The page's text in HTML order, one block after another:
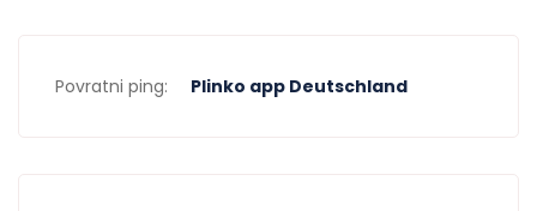
Povratni ping: Plinko app Deutschland